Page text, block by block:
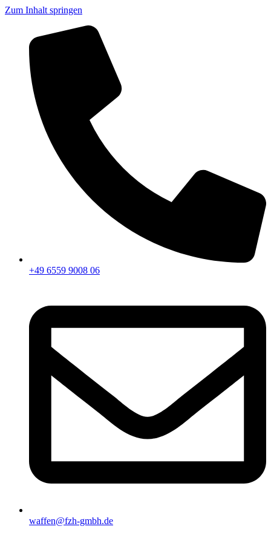
Zum Inhalt springen
+49 6559 9008 06
waffen@fzh-gmbh.de